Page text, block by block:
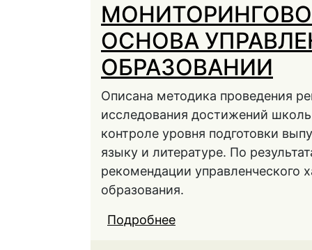
ОСНОВА
ОБРАЗОВАНИИ
Описана методика проведения
исследования достижений
контроле уровня подготовки
языку и литературе. По
рекомендации управленческого
образования.
Подробнее